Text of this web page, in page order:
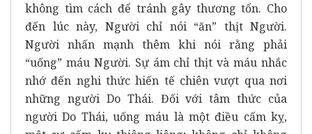
không tìm cách để tránh gây thương tổn. Cho
đến lúc này, Người chỉ nói “ăn” thịt Người.
Người nhấn mạnh thêm khi nói rằng phải
“uống” máu Người. Sự ám chỉ thịt và máu nhắc
nhớ đến nghi thức hiến tế chiên vượt qua nơi
những người Do Thái. Đối với tâm thức của
người Do Thái, uống máu là một điều cấm kỵ,